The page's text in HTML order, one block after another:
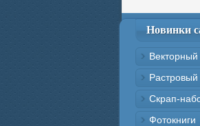
Новинки
Векторный
Растровый
Скрап-
Фотокниги